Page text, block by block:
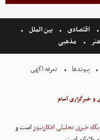
اقتصادی
بین الملل
مذهبی
پیوندها تعرفه اگهی
خبرگزاری آسام
خبری تحلیلی افکارنیوزاست و